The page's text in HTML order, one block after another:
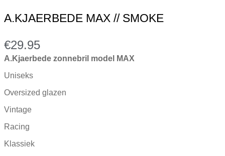
A.KJAERBEDE MAX // SMOKE
€29.95
A.Kjaerbede zonnebril model MAX
Uniseks
Oversized glazen
Vintage
Racing
Klassiek